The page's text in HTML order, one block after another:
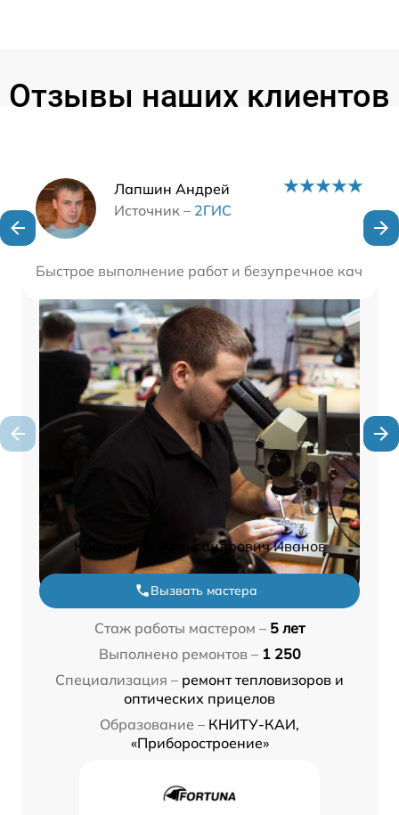
Отзывы наших клиентов
Лапшин Андрей
Источник – 2ГИС
Быстрое выполнение работ и безупречное
Наши мастера
Константин Александрович Иванов
Вызвать мастера
Стаж работы мастером – 5 лет
Выполнено ремонтов – 1 250
Специализация – ремонт тепловизоров и
оптических прицелов
Образование – КНИТУ-КАИ,
«Приборостроение»